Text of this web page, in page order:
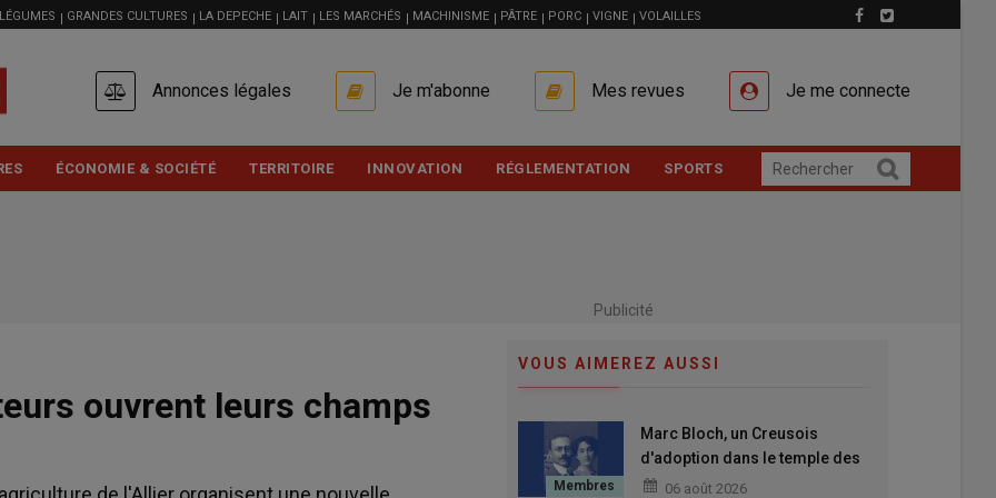
GRANDES CULTURES LA DEPECHE LAIT LES MARCHÉS MACHINISME PÂTRE PORC VIGNE VOLAILLES
ACCOUNT
Annonces légales Je m'abonne Mes revues Je me connecte
ÉCONOMIE & SOCIÉTÉ TERRITOIRE INNOVATION RÉGLEMENTATION SPORTS
Publicité
ouvrent leurs champs
VOUS AIMEREZ AUSSI
Marc Bloch, un Creusois
d'adoption dans le temple des
grands Hommes
06 août 2026